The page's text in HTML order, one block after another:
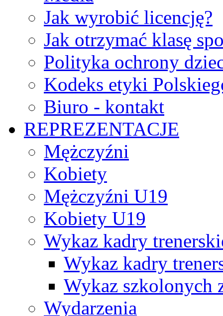
Jak wyrobić licencję?
Jak otrzymać klasę
Polityka ochrony
Kodeks etyki
Biuro - kontakt
REPREZENTACJE
Mężczyźni
Kobiety
Mężczyźni U19
Kobiety U19
Wykaz kadry
Wykaz kadry
Wykaz szkolonych
Wydarzenia